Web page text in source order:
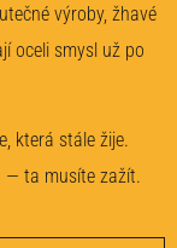
výroby, žhavé
oceli smysl už po
která stále žije.
— ta musíte zažít.